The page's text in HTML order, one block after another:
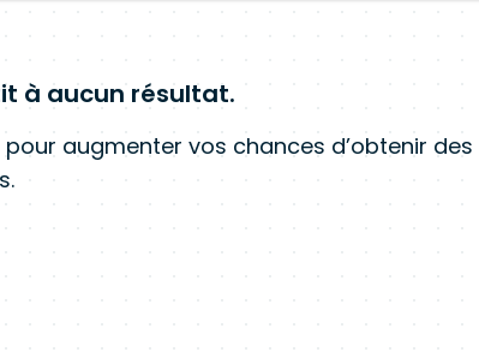
à aucun résultat.
augmenter vos chances d’obtenir des